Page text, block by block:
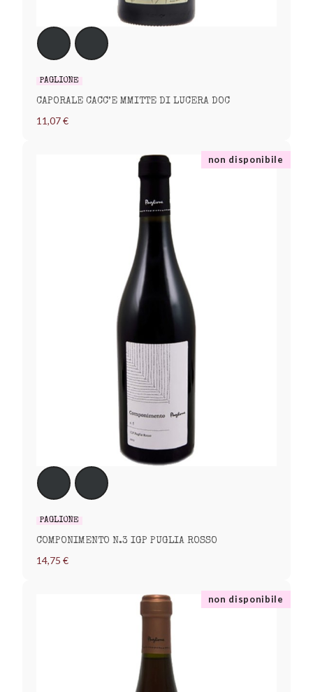
PAGLIONE
CAPORALE CACC’E MMITTE DI LUCERA DOC
11,07 €
PAGLIONE
COMPONIMENTO N.3 IGP PUGLIA ROSSO
14,75 €
non disponibile
non disponibile